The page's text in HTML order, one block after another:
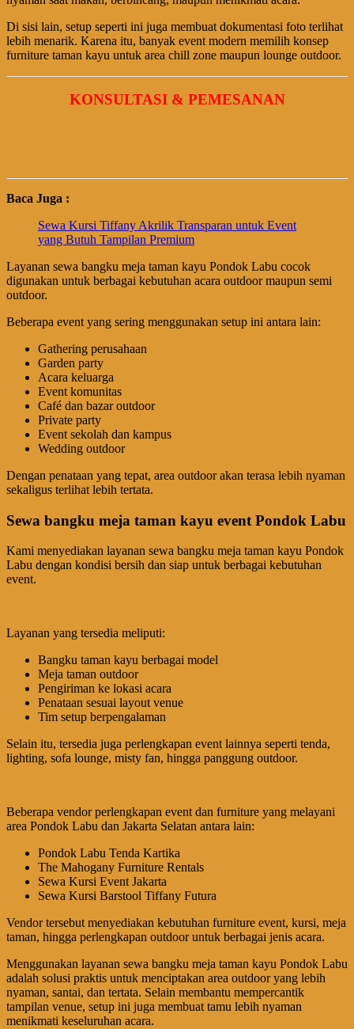
Di sisi lain, setup seperti ini juga membuat dokumentasi foto terlihat
lebih menarik. Karena itu, banyak event modern memilih konsep
furniture taman kayu untuk area chill zone maupun lounge outdoor.
KONSULTASI & PEMESANAN
Baca Juga :
Sewa Kursi Tiffany Akrilik Transparan untuk Event
yang Butuh Tampilan Premium
Layanan sewa bangku meja taman kayu Pondok Labu cocok
digunakan untuk berbagai kebutuhan acara outdoor maupun semi
outdoor.
Beberapa event yang sering menggunakan setup ini antara lain:
Gathering perusahaan
Garden party
Acara keluarga
Event komunitas
Café dan bazar outdoor
Private party
Event sekolah dan kampus
Wedding outdoor
Dengan penataan yang tepat, area outdoor akan terasa lebih nyaman
sekaligus terlihat lebih tertata.
Sewa bangku meja taman kayu event Pondok Labu
Kami menyediakan layanan sewa bangku meja taman kayu Pondok
Labu dengan kondisi bersih dan siap untuk berbagai kebutuhan
event.
Layanan yang tersedia meliputi:
Bangku taman kayu berbagai model
Meja taman outdoor
Pengiriman ke lokasi acara
Penataan sesuai layout venue
Tim setup berpengalaman
Selain itu, tersedia juga perlengkapan event lainnya seperti tenda,
lighting, sofa lounge, misty fan, hingga panggung outdoor.
Beberapa vendor perlengkapan event dan furniture yang melayani
area Pondok Labu dan Jakarta Selatan antara lain:
Pondok Labu Tenda Kartika
The Mahogany Furniture Rentals
Sewa Kursi Event Jakarta
Sewa Kursi Barstool Tiffany Futura
Vendor tersebut menyediakan kebutuhan furniture event, kursi, meja
taman, hingga perlengkapan outdoor untuk berbagai jenis acara.
Menggunakan layanan sewa bangku meja taman kayu Pondok Labu
adalah solusi praktis untuk menciptakan area outdoor yang lebih
nyaman, santai, dan tertata. Selain membantu mempercantik
tampilan venue, setup ini juga membuat tamu lebih nyaman
menikmati keseluruhan acara.